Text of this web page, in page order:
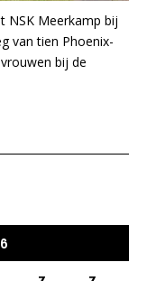
NSK Meerkamp bij
van tien Phoenix-
bij de